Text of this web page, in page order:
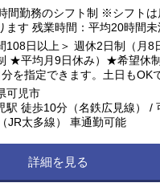
間勤務のシフト制 ※シフトは
ます 残業時間：平均20時間未
108日以上＞ 週休2日制（月8
★平均月9日休み）★希望休制
分を指定できます。土日もOK
暇／サマーバケーション制度
度）★最大6連休が可能！ 他
記載
可児市
駅 徒歩10分（名鉄広見線） /
JR太多線） 車通勤可能
詳細を見る